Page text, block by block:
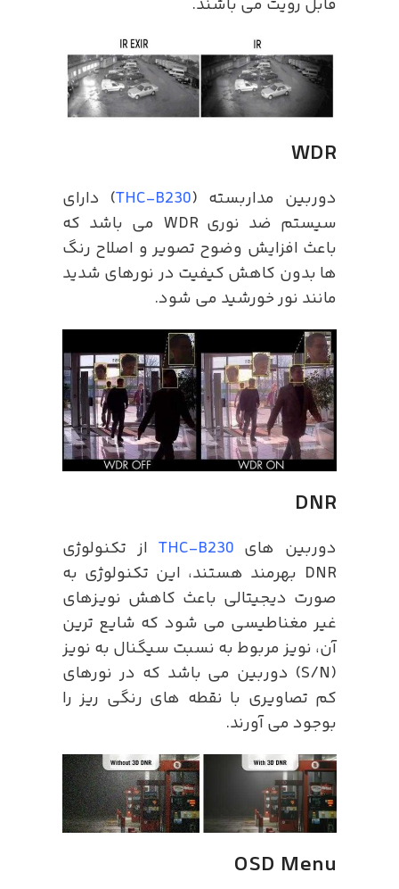
قابل رویت می باشند.
WDR
دوربین مداربسته (THC-B230) دارای
سیستم ضد نوری WDR می باشد که
باعث افزایش وضوح تصویر و اصلاح رنگ
ها بدون کاهش کیفیت در نورهای شدید
مانند نور خورشید می شود.
DNR
دوربین های THC-B230 از تکنولوژی
DNR بهرمند هستند، این تکنولوژی به
صورت دیجیتالی باعث کاهش نویزهای
غیر مغناطیسی می شود که شایع ترین
آن، نویز مربوط به نسبت سیگنال به نویز
(S/N) دوربین می باشد که در نورهای
کم تصاویری با نقطه های رنگی ریز را
بوجود می آورند.
OSD Menu